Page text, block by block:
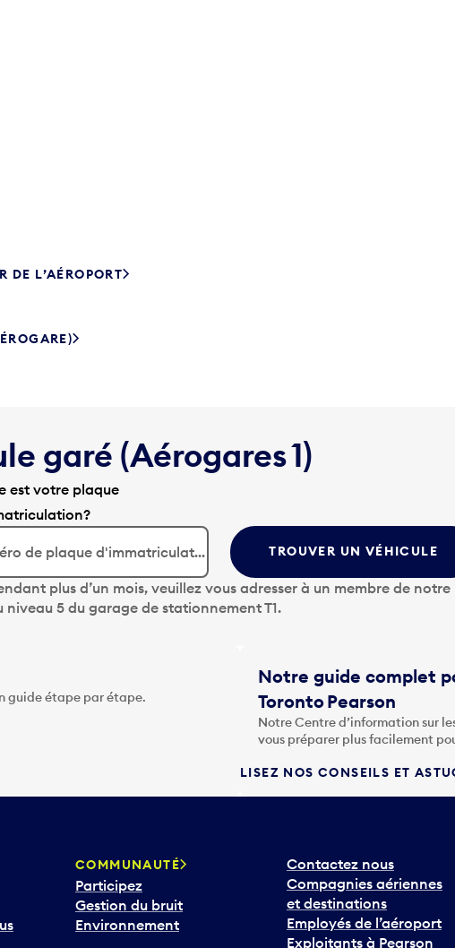
DE L’AÉROPORT
garé (Aérogares 1)
est votre plaque
TROUVER UN VÉHICULE
plus d’un mois, veuillez vous adresser à un membre de notre
5 du garage de stationnement T1.
guide étape par étape.
Notre guide complet
Toronto Pearson
Notre Centre d’information sur
vous préparer plus facilement
LISEZ NOS CONSEILS ET
COMMUNAUTÉ
Participez
Gestion du bruit
Environnement
Contactez nous
Compagnies aériennes
et destinations
Employés de l’aéroport
Exploitants à Pearson